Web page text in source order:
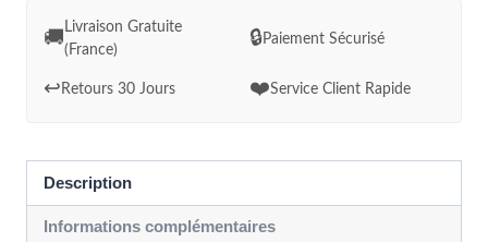
sur
montagnes
rivière
du
randonneur
🚚
Livraison Gratuite
(France)
🔒Paiement Sécurisé
↩️ Retours 30 Jours ❤️Service Client Rapide
Description
Informations complémentaires